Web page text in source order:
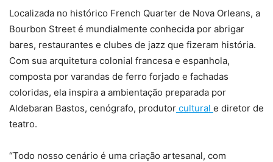
Localizada no histórico French Quarter de Nova Orleans, a
Bourbon Street é mundialmente conhecida por abrigar
bares, restaurantes e clubes de jazz que fizeram história.
Com sua arquitetura colonial francesa e espanhola,
composta por varandas de ferro forjado e fachadas
coloridas, ela inspira a ambientação preparada por
Aldebaran Bastos, cenógrafo, produtor cultural e diretor de
teatro.
“Todo nosso cenário é uma criação artesanal, com